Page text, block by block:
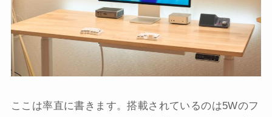
ここは率直に書きます。搭載されているのは5Wのフ